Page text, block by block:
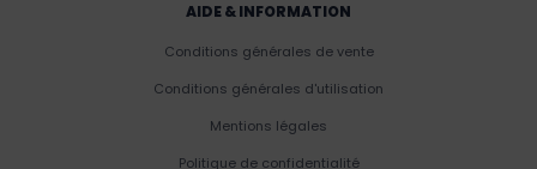
AIDE & INFORMATION
Conditions générales de vente
Conditions générales d'utilisation
Mentions légales
Politique de confidentialité